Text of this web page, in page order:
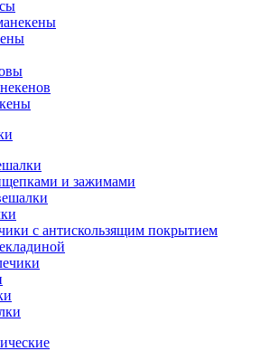
и зажимами
с антискользящим покрытием